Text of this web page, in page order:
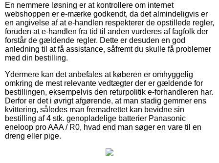
En nemmere løsning er at kontrollere om internet
webshoppen er e-mærke godkendt, da det almindeligvis er
en angivelse af at e-handlen respekterer de opstillede regler,
foruden at e-handlen fra tid til anden vurderes af fagfolk der
forstår de gældende regler. Dette er desuden en god
anledning til at få assistance, såfremt du skulle få problemer
med din bestilling.
Ydermere kan det anbefales at køberen er omhyggelig
omkring de mest relevante vedtægter der er gældende for
bestillingen, eksempelvis den returpolitik e-forhandleren har.
Derfor er det i øvrigt afgørende, at man stadig gemmer ens
kvittering, således man fremadrettet kan bevidne sin
bestilling af 4 stk. genopladelige batterier Panasonic
eneloop pro AAA / R0, hvad end man søger en vare til en
dreng eller pige.